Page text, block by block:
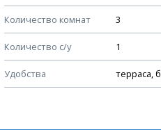
Количество комнат 3
Количество с/у 1
Удобства терраса,
Устройство стропильной
План кровли